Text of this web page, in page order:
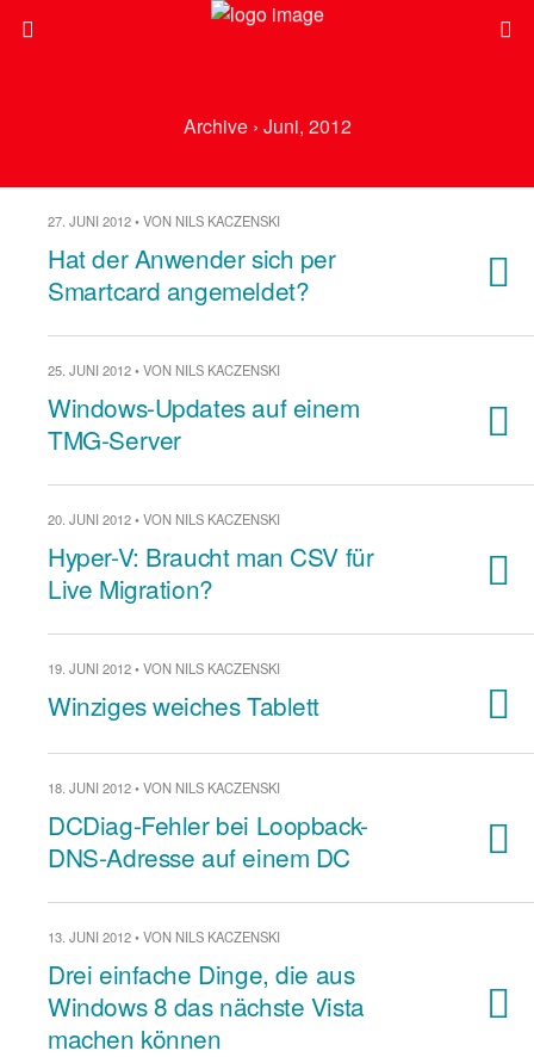
Archive › Juni, 2012
27. JUNI 2012 • VON NILS KACZENSKI
Hat der Anwender sich per
Smartcard angemeldet?
25. JUNI 2012 • VON NILS KACZENSKI
Windows-Updates auf einem
TMG-Server
20. JUNI 2012 • VON NILS KACZENSKI
Hyper-V: Braucht man CSV für
Live Migration?
19. JUNI 2012 • VON NILS KACZENSKI
Winziges weiches Tablett
18. JUNI 2012 • VON NILS KACZENSKI
DCDiag-Fehler bei Loopback-
DNS-Adresse auf einem DC
13. JUNI 2012 • VON NILS KACZENSKI
Drei einfache Dinge, die aus
Windows 8 das nächste Vista
machen können